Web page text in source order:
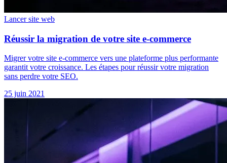
Lancer site web
Réussir la migration de votre site e-commerce
Migrer votre site e-commerce vers une plateforme plus performante
garantit votre croissance. Les étapes pour réussir votre migration
sans perdre votre SEO.
25 juin 2021